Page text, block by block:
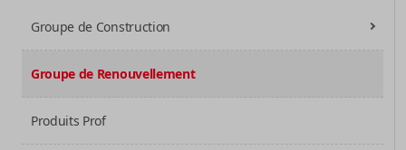
Groupe de Construction
Groupe de Renouvellement
Produits Prof